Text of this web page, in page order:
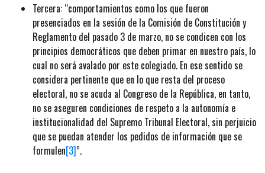
Tercera: “comportamientos como los que fueron
presenciados en la sesión de la Comisión de Constitución y
Reglamento del pasado 3 de marzo, no se condicen con los
principios democráticos que deben primar en nuestro país, lo
cual no será avalado por este colegiado. En ese sentido se
considera pertinente que en lo que resta del proceso
electoral, no se acuda al Congreso de la República, en tanto,
no se aseguren condiciones de respeto a la autonomía e
institucionalidad del Supremo Tribunal Electoral, sin perjuicio
que se puedan atender los pedidos de información que se
formulen[3]”.